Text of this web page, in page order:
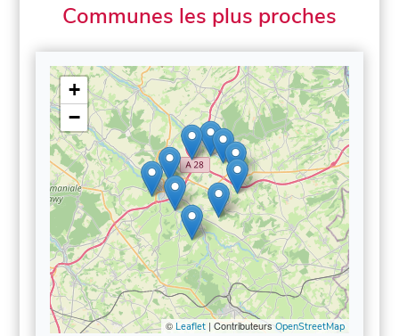
Communes les plus proches
+
−
© Leaflet| Contributeurs OpenStreetMap